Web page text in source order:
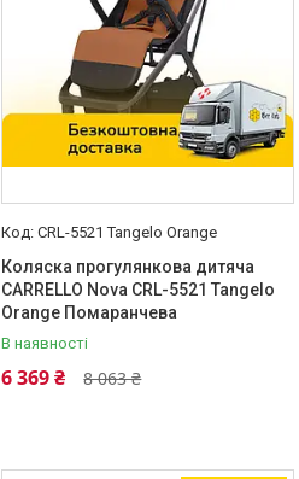
CRL-5521 Tangelo Orange
Коляска прогулянкова дитяча
CARRELLO Nova CRL-5521 Tangelo
Orange Помаранчева
В наявності
8 063 ₴
6 369 ₴